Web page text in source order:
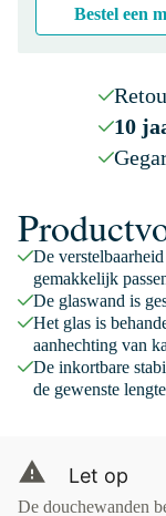
Bestel een
10
De
gemakkelijk
De glaswand is
Het glas is
aanhechting van
De inkortbare
de gewenste
Let op
De douchewanden